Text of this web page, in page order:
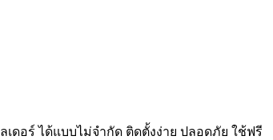
เดอร์ ได้แบบไม่จำกัด ติดตั้งง่าย ปลอดภัย ใช้ฟรี